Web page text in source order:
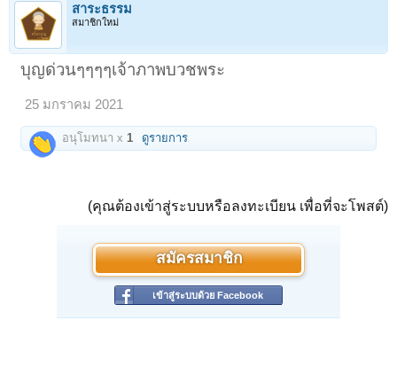
สาระธรรม
สมาชิกใหม่
บุญด่วนๆๆๆๆเจ้าภาพบวชพระ
25 มกราคม 2021
อนุโมทนา x 1 ดูรายการ
(คุณต้องเข้าสู่ระบบหรือลงทะเบียน เพื่อที่จะโพสต์)
สมัครสมาชิก
เข้าสู่ระบบด้วย Facebook